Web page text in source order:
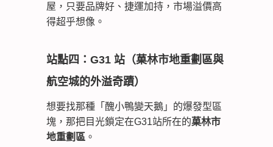
屋，只要品牌好、捷運加持，市場溢價高
得超乎想像。
站點四：G31 站（菓林市地重劃區與
航空城的外溢奇蹟）
想要找那種「醜小鴨變天鵝」的爆發型區
塊，那把目光鎖定在G31站所在的菓林市
地重劃區 。